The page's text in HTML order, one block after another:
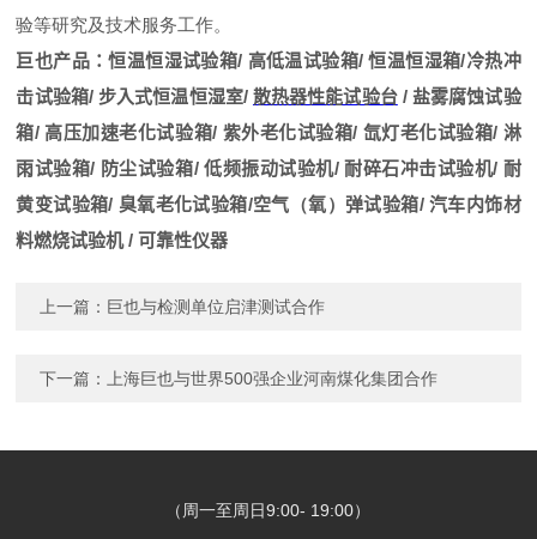
验等研究及技术服务工作。
巨也产品：恒温恒湿试验箱/ 高低温试验箱/恒温恒湿箱/冷热冲
击试验箱/ 步入式恒温恒湿室/ 散热器性能试验台/盐雾腐蚀试验
箱/ 高压加速老化试验箱/ 紫外老化试验箱/ 氙灯老化试验箱/ 淋
雨试验箱/ 防尘试验箱/低频振动试验机/ 耐碎石冲击试验机/ 耐
黄变试验箱/ 臭氧老化试验箱/空气 （氧） 弹试验箱/汽车内饰材
料燃烧试验机/可靠性仪器
上一篇： 巨也与检测单位启津测试合作
下一篇： 上海巨也与世界500强企业河南煤化集团合作
（周一至周日9:00- 19:00）